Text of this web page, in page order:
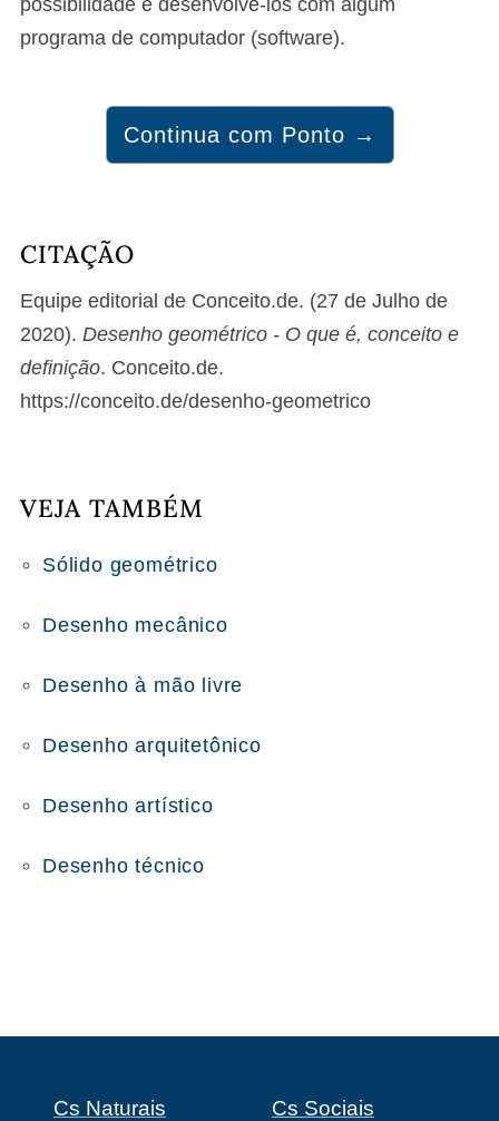
possibilidade é desenvolvê-los com algum
programa de computador (software).
Continua com Ponto →
CITAÇÃO
Equipe editorial de Conceito.de. (27 de Julho de
2020). Desenho geométrico - O que é, conceito e
definição. Conceito.de.
https://conceito.de/desenho-geometrico
VEJA TAMBÉM
Sólido geométrico
Desenho mecânico
Desenho à mão livre
Desenho arquitetônico
Desenho artístico
Desenho técnico
Cs Naturais Cs Sociais